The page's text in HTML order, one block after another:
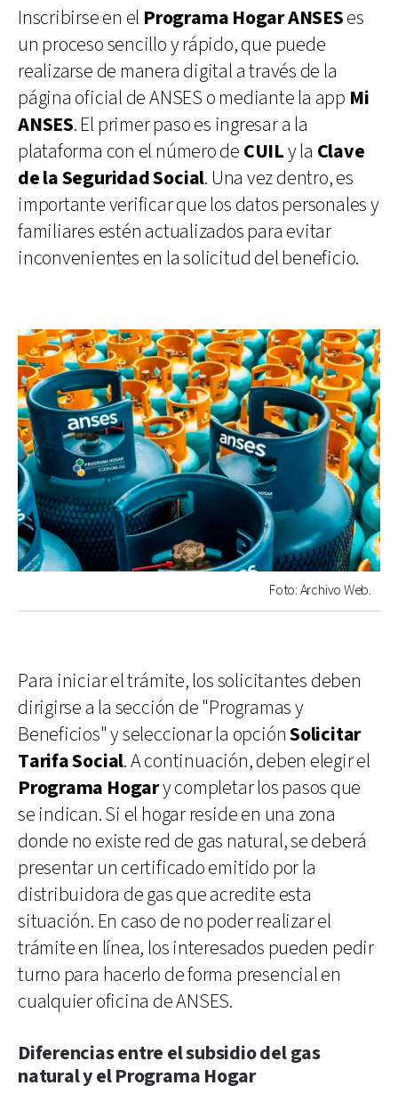
Inscribirse en el Programa Hogar ANSESes
un proceso sencillo y rápido, que puede
realizarse de manera digital a través de la
página oficial de ANSES o mediante la app Mi
ANSES. El primer paso es ingresar a la
plataforma con el número de CUILy la Clave
de la Seguridad Social. Una vez dentro, es
importante verificar que los datos personales y
familiares estén actualizados para evitar
inconvenientes en la solicitud del beneficio.
Foto: Archivo Web.
Para iniciar el trámite, los solicitantes deben
dirigirse a la sección de "Programas y
Beneficios" y seleccionar la opciónSolicitar
Tarifa Social. A continuación, deben elegir el
Programa Hogary completar los pasos que
se indican. Si el hogar reside en una zona
donde no existe red de gas natural, se deberá
presentar un certificado emitido por la
distribuidora de gas que acredite esta
situación. En caso de no poder realizar el
trámite en línea, los interesados pueden pedir
turno para hacerlo de forma presencial en
cualquier oficina de ANSES.
Diferencias entre el subsidio del gas
natural y el Programa Hogar